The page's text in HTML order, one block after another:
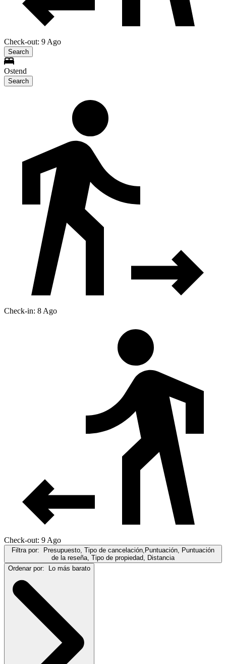
Check-out: 9 Ago
Search
Ostend
Search
Check-in: 8 Ago
Check-out: 9 Ago
Filtra por:
Presupuesto, Tipo de cancelación,Puntuación, Puntuación
de la reseña, Tipo de propiedad, Distancia
Ordenar por:
Lo más barato